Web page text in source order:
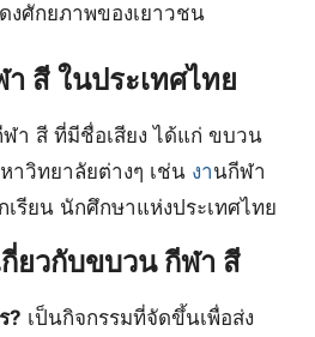
งศักยภาพของเยาวชน
สี ในประเทศไทย
า สี ที่มีชื่อเสียง ได้แก่ ขบวน
วิทยาลัยต่างๆ เช่น งานกีฬา
รียน นักศึกษาแห่งประเทศไทย
ยวกับขบวน กีฬา สี
? เป็นกิจกรรมที่จัดขึ้นเพื่อส่ง